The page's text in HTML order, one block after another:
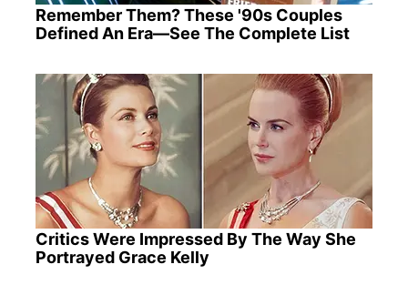
Remember Them? These '90s Couples
Defined An Era—See The Complete List
Critics Were Impressed By The Way She
Portrayed Grace Kelly